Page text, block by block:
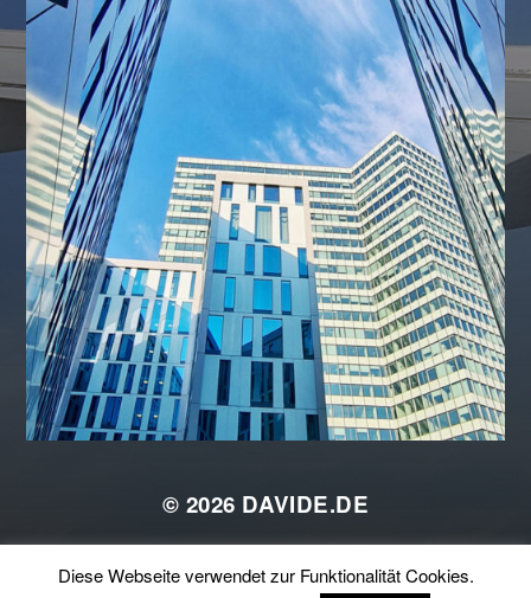
© 2026 DAVIDE.DE
Diese Webseite verwendet zur Funktionalität Cookies.